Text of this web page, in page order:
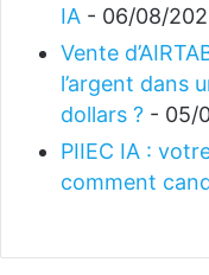
IA - 06/08/
Vente
l’argent dans
dollars ? - 05/
PIIEC IA :
comment